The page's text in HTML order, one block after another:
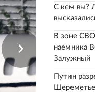
С кем вы?
В зоне
наемника
Залужный
Путин